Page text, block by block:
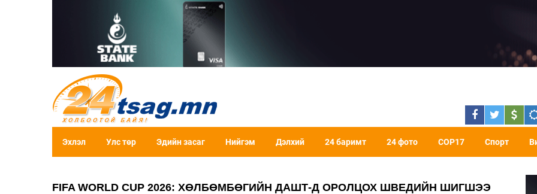
Эхлэл Улс төр Эдийн засаг Нийгэм Дэлхий 24 баримт 24 фото COP17 Спорт
FIFA WORLD CUP 2026: ХӨЛБӨМБӨГИЙН ДАШТ-Д ОРОЛЦОХ ШВЕДИЙН ШИГШЭЭ